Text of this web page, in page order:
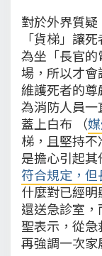
對於外界質
「貨梯」讓
為坐「長官
場，所以才
維護死者的
為消防人員
蓋上白布 （
梯，且堅持
是擔心引起其
符合規定，
什麼對已經
還送急診室
聖表示，從
再強調一次家